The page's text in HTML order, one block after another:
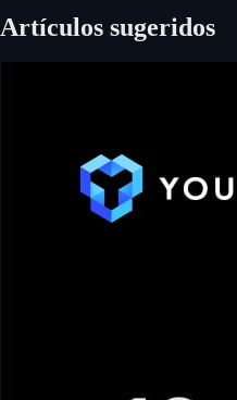
Artículos sugeridos